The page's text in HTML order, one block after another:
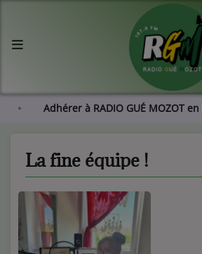
! Adhérer à RADIO GUÉ
Agenda
L'histoire de RGM
Radio
Emissions
La fine équipe !